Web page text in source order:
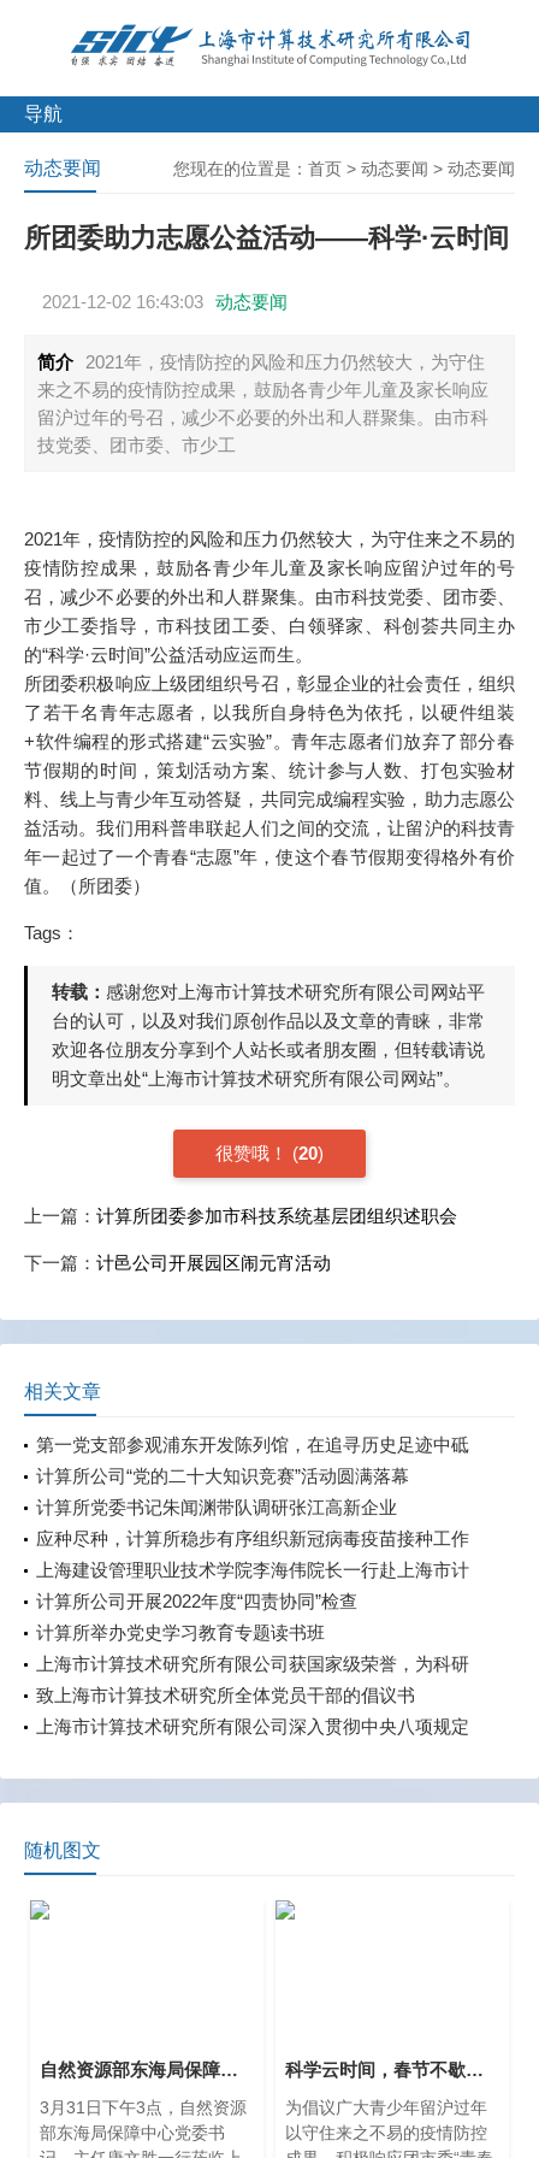
导航
您现在的位置是： 首页 > 动态要闻 > 动态要闻
动态要闻
所团委助力志愿公益活动——科学·云时间
2021-12-02 16:43:03 动态要闻
简介
2021年，疫情防控的风险和压力仍然较大，为守住
来之不易的疫情防控成果，鼓励各青少年儿童及家长响应
留沪过年的号召，减少不必要的外出和人群聚集。由市科
技党委、团市委、市少工
2021年，疫情防控的风险和压力仍然较大，为守住来之不易的
疫情防控成果，鼓励各青少年儿童及家长响应留沪过年的号
召，减少不必要的外出和人群聚集。由市科技党委、团市委、
市少工委指导，市科技团工委、白领驿家、科创荟共同主办
的“科学·云时间”公益活动应运而生。
所团委积极响应上级团组织号召，彰显企业的社会责任，组织
了若干名青年志愿者，以我所自身特色为依托，以硬件组装
+软件编程的形式搭建“云实验”。青年志愿者们放弃了部分春
节假期的时间，策划活动方案、统计参与人数、打包实验材
料、线上与青少年互动答疑，共同完成编程实验，助力志愿公
益活动。我们用科普串联起人们之间的交流，让留沪的科技青
年一起过了一个青春“志愿”年，使这个春节假期变得格外有价
值。（所团委）
Tags：
转载： 感谢您对上海市计算技术研究所有限公司网站平
台的认可，以及对我们原创作品以及文章的青睐，非常
欢迎各位朋友分享到个人站长或者朋友圈，但转载请说
明文章出处“上海市计算技术研究所有限公司网站”。
很赞哦！ (20)
上一篇： 计算所团委参加市科技系统基层团组织述职会
下一篇： 计邑公司开展园区闹元宵活动
相关文章
第一党支部参观浦东开发陈列馆，在追寻历史足迹中砥
砺初心使命
计算所公司“党的二十大知识竞赛”活动圆满落幕
计算所党委书记朱闻渊带队调研张江高新企业
应种尽种，计算所稳步有序组织新冠病毒疫苗接种工作
上海建设管理职业技术学院李海伟院长一行赴上海市计
算技术研究所有限公司开展调研交流
计算所公司开展2022年度“四责协同”检查
计算所举办党史学习教育专题读书班
上海市计算技术研究所有限公司获国家级荣誉，为科研
一线点赞
致上海市计算技术研究所全体党员干部的倡议书
上海市计算技术研究所有限公司深入贯彻中央八项规定
随机图文
自然资源部东海局保障中心唐文胜书记一行调研上海市计算技术研究所有限公司
3月31日下午3点，自然资源
部东海局保障中心党委书
科学云时间，春节不歇业——用科普喜迎牛年
为倡议广大青少年留沪过年
以守住来之不易的疫情防控